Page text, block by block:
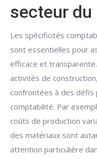
secteur
Les spécificités
sont essentielles pour
efficace et
activités de
confrontées à des défis
comptabilité. Par
coûts de production
des matériaux sont
attention particulière